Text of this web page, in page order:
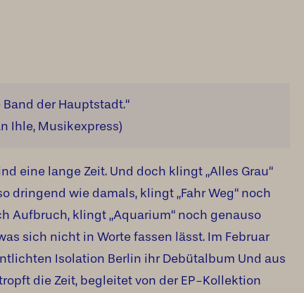
Band der Hauptstadt.“
Ihle, Musikexpress)
eine lange Zeit. Und doch klingt „Alles Grau“
dringend wie damals, klingt „Fahr Weg“ noch
Aufbruch, klingt „Aquarium“ noch genauso
sich nicht in Worte fassen lässt. Im Februar
Isolation Berlin ihr Debütalbum Und aus
die Zeit, begleitet von der EP-Kollektion